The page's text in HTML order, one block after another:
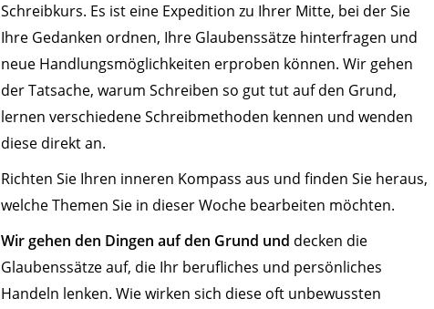
Schreibkurs. Es ist eine Expedition zu Ihrer Mitte, bei der Sie
Ihre Gedanken ordnen, Ihre Glaubenssätze hinterfragen und
neue Handlungsmöglichkeiten erproben können. Wir gehen
der Tatsache, warum Schreiben so gut tut auf den Grund,
lernen verschiedene Schreibmethoden kennen und wenden
diese direkt an.
Richten Sie Ihren inneren Kompass aus und finden Sie heraus,
welche Themen Sie in dieser Woche bearbeiten möchten.
Wir gehen den Dingen auf den Grund und decken die
Glaubenssätze auf, die Ihr berufliches und persönliches
Handeln lenken. Wie wirken sich diese oft unbewussten